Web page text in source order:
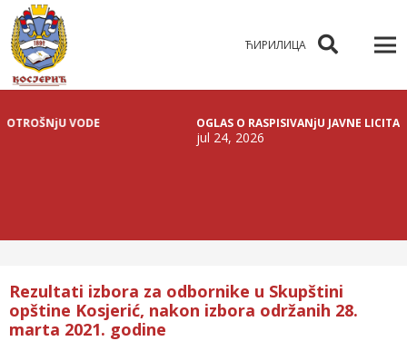
ЋИРИЛИЦА
VODE OGLAS O RASPISIVANjU JAVNE LICITACIJE ZA
jul 24, 2026
Rezultati izbora za odbornike u Skupštini
opštine Kosjerić, nakon izbora održanih 28.
marta 2021. godine